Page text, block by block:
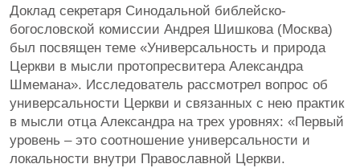
Доклад секретаря Синодальной библейско-
богословской комиссии Андрея Шишкова (Москва)
был посвящен теме «Универсальность и природа
Церкви в мысли протопресвитера Александра
Шмемана». Исследователь рассмотрел вопрос об
универсальности Церкви и связанных с нею практик
в мысли отца Александра на трех уровнях: «Первый
уровень – это соотношение универсальности и
локальности внутри Православной Церкви.